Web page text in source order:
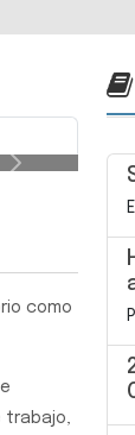
Siguiente
como
trabajo,